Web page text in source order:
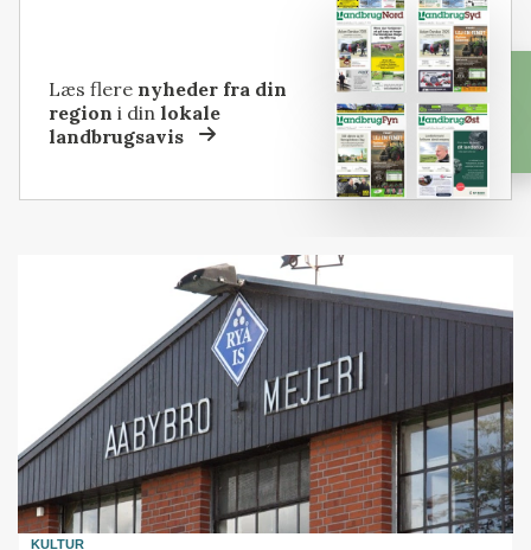
Læs flere nyheder fra din
region i dinlokale
landbrugsavis
KULTUR